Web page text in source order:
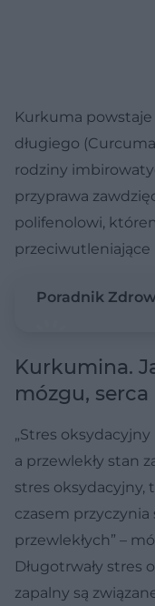
Kurkuma powstaje
długiego
rodziny
przyprawa
polifenolowi,
przeciwutleniające
Poradnik
Kurkumina.
mózgu, serca
„Stres
a przewlekły stan
stres oksydacyjny,
czasem
przewlekłych” –
Długotrwały stres
zapalny są